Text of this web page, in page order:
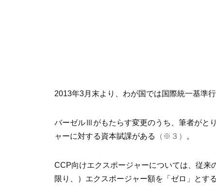
2013年3月末より、わが国では国際統一基準行
バーゼルⅢがもたらす変更のうち、筆者がと
ャーに対する資本賦課がある
（※３） 。
CCP向けエクスポージャーについては、従来
限り、）エクスポージャー額を「ゼロ」とす